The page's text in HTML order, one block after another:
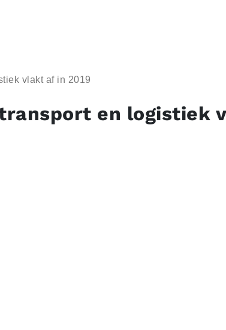
vlakt af in 2019
en logistiek